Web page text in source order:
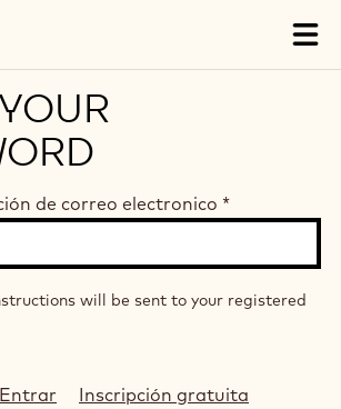
de correo electronico *
will be sent to your registered
Entrar Inscripción gratuita